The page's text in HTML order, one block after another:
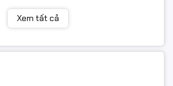
10 Pro và
10 Home
Cá nhân/ Doanh nghiệp
Xem tất cả